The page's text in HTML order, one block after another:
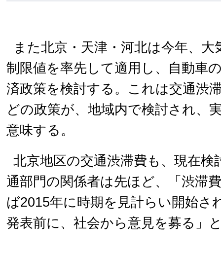
また北京・天津・河北は今年、大
制限値を率先して適用し、自動車
済政策を検討する。これは交通渋
どの政策が、地域内で検討され、
意味する。
北京地区の交通渋滞費も、現在検
通部門の関係者は先ほど、「渋滞
ば2015年に時期を見計らい開始さ
発表前に、社会から意見を募る」